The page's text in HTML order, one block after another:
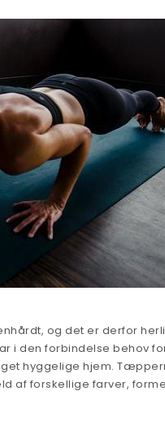
og det er derfor
i den forbindelse behov
hyggelige hjem.
af forskellige farver,